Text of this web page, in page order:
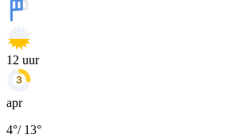
12 uur
apr
4°/ 13°